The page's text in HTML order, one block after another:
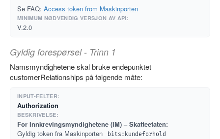
Se FAQ: Access token from Maskinporten
V.2.0
Gyldig forespørsel - Trinn 1
Namsmyndighetene skal bruke endepunktet
customerRelationships på følgende måte:
Authorization
For Innkrevingsmyndighetene (IM) – Skatteetaten:
Gyldig token fra Maskinporten
bits:kundeforhold